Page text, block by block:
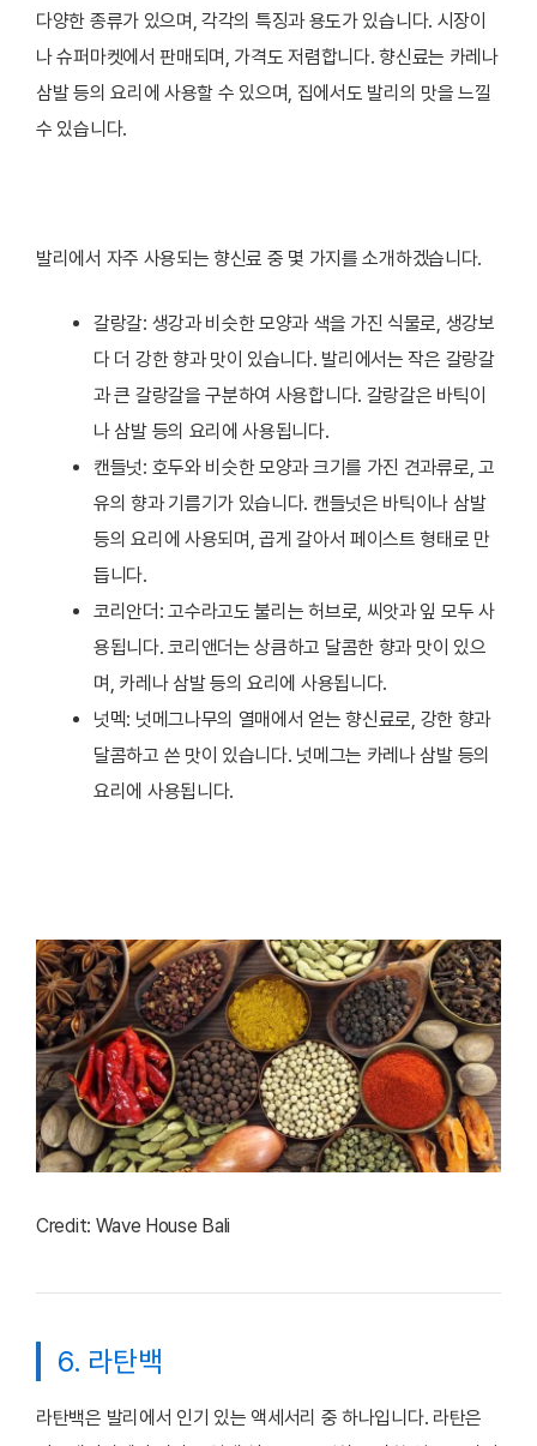
다양한 종류가 있으며, 각각의 특징과 용도가 있습니다. 시장이
나 슈퍼마켓에서 판매되며, 가격도 저렴합니다. 향신료는 카레나
삼발 등의 요리에 사용할 수 있으며, 집에서도 발리의 맛을 느낄
수 있습니다.
발리에서 자주 사용되는 향신료 중 몇 가지를 소개하겠습니다.
갈랑갈: 생강과 비슷한 모양과 색을 가진 식물로, 생강보
다 더 강한 향과 맛이 있습니다. 발리에서는 작은 갈랑갈
과 큰 갈랑갈을 구분하여 사용합니다. 갈랑갈은 바틱이
나 삼발 등의 요리에 사용됩니다.
캔들넛: 호두와 비슷한 모양과 크기를 가진 견과류로, 고
유의 향과 기름기가 있습니다. 캔들넛은 바틱이나 삼발
등의 요리에 사용되며, 곱게 갈아서 페이스트 형태로 만
듭니다.
코리안더: 고수라고도 불리는 허브로, 씨앗과 잎 모두 사
용됩니다. 코리앤더는 상큼하고 달콤한 향과 맛이 있으
며, 카레나 삼발 등의 요리에 사용됩니다.
넛멕: 넛메그나무의 열매에서 얻는 향신료로, 강한 향과
달콤하고 쓴 맛이 있습니다. 넛메그는 카레나 삼발 등의
요리에 사용됩니다.
Credit: Wave House Bali
6. 라탄백
라탄백은 발리에서 인기 있는 액세서리 중 하나입니다. 라탄은